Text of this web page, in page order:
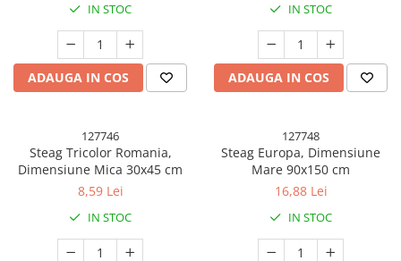
Diverse Casa
Incalzire si climatizare
Lumanari
Maturi, Perii, Mopuri si Galeti
Produse ingrijire incaltaminte
Radiatoare si Seminee electrice
Uscatoare si Standere Haine
IN STOC
ADAUGA IN COS
IN STOC
ADAUGA IN COS
127746
Steag Tricolor Romania,
Dimensiune Mica 30x45 cm
8,59 Lei
IN STOC
127748
Steag Europa, Dimensiune
Mare 90x150 cm
16,88 Lei
IN STOC